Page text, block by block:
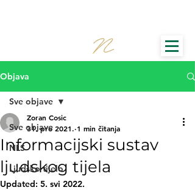
Objava
Sve objave
NLS
Ljudsko tijelo
Sve objave
Informacijski sustav
ljudskog tijela
Zoran Cosic
31. pro 2021. 1 min čitanja
Updated: 5. svi 2022.